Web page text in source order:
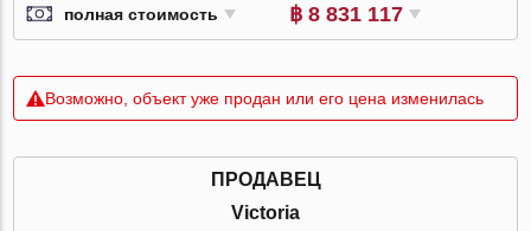
полная стоимость ฿ 8 831 117
Возможно, объект уже продан или его цена изменилась
ПРОДАВЕЦ
Victoria